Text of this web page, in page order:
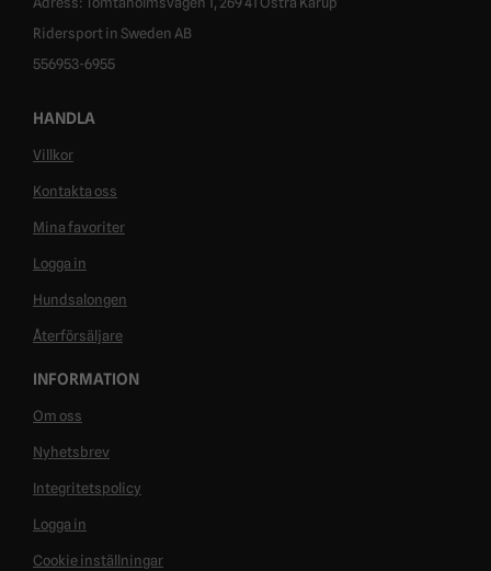
Ridersport in Sweden AB
556953-6955
HANDLA
Villkor
Kontakta oss
Mina favoriter
Logga in
Hundsalongen
Återförsäljare
INFORMATION
Om oss
Nyhetsbrev
Integritetspolicy
Logga in
Cookie inställningar